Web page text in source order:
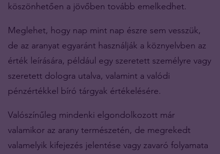
köszönhetően a jövőben tovább emelkedhet.
Meglehet, hogy nap mint nap észre sem vesszük,
de az aranyat egyaránt használják a köznyelvben az
érték leírására, például egy szeretett személyre vagy
szeretett dologra utalva, valamint a valódi
pénzértékkel bíró tárgyak értékelésére.
Valószínűleg mindenki elgondolkozott már
valamikor az arany természetén, de megrekedt
valamelyik kifejezés jelentése vagy zavaró folyamata